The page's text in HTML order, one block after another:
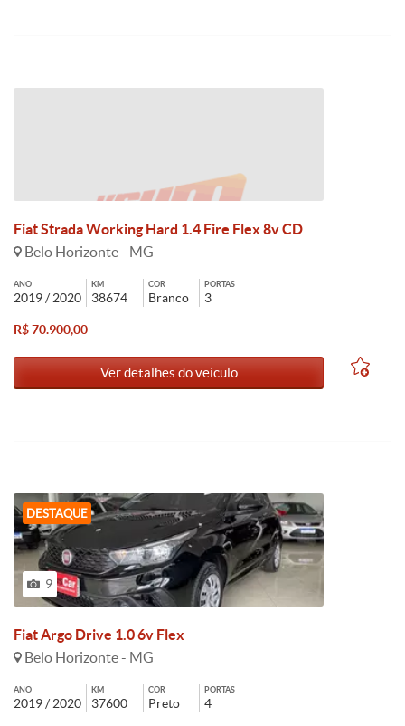
Fiat Strada Working Hard 1.4 Fire Flex 8v CD
Belo Horizonte - MG
ANO
2019 / 2020
KM
38674
COR
Branco
PORTAS
3
R$ 70.900,00
Ver detalhes do veículo
DESTAQUE
9
Fiat Argo Drive 1.0 6v Flex
Belo Horizonte - MG
ANO
2019 / 2020
KM
37600
COR
Preto
PORTAS
4